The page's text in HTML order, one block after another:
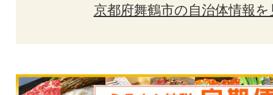
京都府舞鶴市の自治体情報を